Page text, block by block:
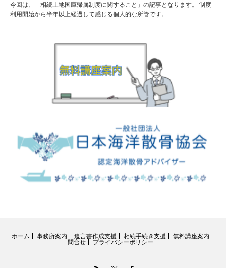
今回は、「相続土地国庫帰属制度に関すること」の記事となります。 制度
利用開始から半年以上経過して感じる個人的な所管です。
ホーム 事務所案内 遺言書作成支援 相続手続き支援
無料講座案内
問合せ
プライバシーポリシー
Facebook